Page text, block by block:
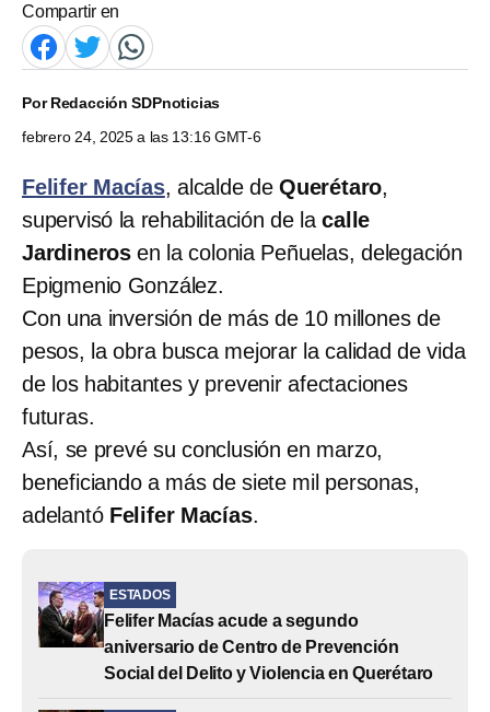
Compartir en
PorRedacción SDPnoticias
febrero 24, 2025 a las 13:16 GMT-6
Felifer Macías, alcalde deQuerétaro,
supervisó la rehabilitación de lacalle
Jardineros en la colonia Peñuelas, delegación
Epigmenio González.
Con una inversión de más de 10 millones de
pesos, la obra busca mejorar la calidad de vida
de los habitantes y prevenir afectaciones
futuras.
Así, se prevé su conclusión en marzo,
beneficiando a más de siete mil personas,
adelantó Felifer Macías.
ESTADOS
Felifer Macías acude a segundo
aniversario de Centro de Prevención
Social del Delito y Violencia en Querétaro